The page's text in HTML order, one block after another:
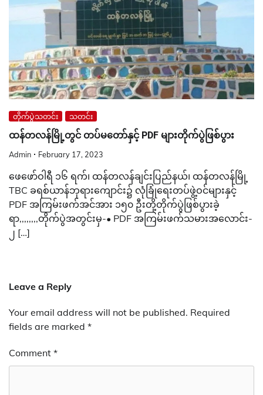
တိုက်ပွဲသတင်း သတင်း
ထန်တလန်မြို့တွင် တပ်မတော်နှင့် PDF များတိုက်ပွဲဖြစ်ပွား
Admin February 17, 2023
ဖေဖော်ဝါရီ ၁၆ ရက်၊ ထန်တလန်ချင်းပြည်နယ်၊ ထန်တလန်မြို့
TBC ခရစ်ယာန်ဘုရားကျောင်း၌ လုံခြုံရေးတပ်ဖွဲ့ဝင်များနှင့်
PDF အကြမ်းဖက်အင်အား ၁၅၀ ဦးတို့တိုက်ပွဲဖြစ်ပွားခဲ့
ရာ,,,,,,,,တိုက်ပွဲအတွင်းမှ-• PDF အကြမ်းဖက်သမားအလောင်း-
၂ […]
Leave a Reply
Your email address will not be published. Required
fields are marked *
Comment *